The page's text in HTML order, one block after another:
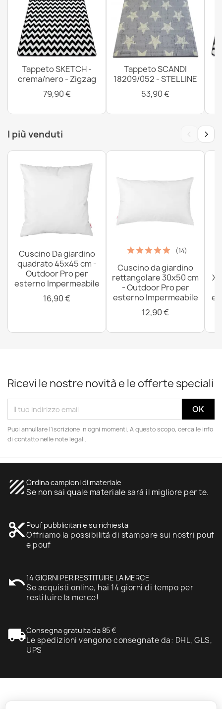
Tappeto da bagno SUPREME WAVES onde, antiscivolo,
morbido - beige
Tappeto da bagno SUPREME STONES pietre,
antiscivolo, morbido - verde
12,90 €
Tappeto da bagno SUPREME STONES pietre,
antiscivolo, morbido - marrone
12,90 €
Tappeto SKETCH -
crema/nero - Zigzag
79,90 €
Tappeto SCANDI
18209/052 - STELLINE
53,90 €
I più venduti ‹ ›
Cuscino Da giardino
quadrato 45x45 cm -
Outdoor Pro per
esterno Impermeabile
16,90 €
(14)
Cuscino da giardino
rettangolare 30x50 cm
- Outdoor Pro per
esterno Impermeabile
12,90 €
Ricevi le nostre novità e le offerte speciali
Puoi annullare l'iscrizione in ogni momenti. A questo scopo, cerca le info
di contatto nelle note legali.
texture Ordina campioni di materiale
Se non sai quale materiale sarà il migliore per te.
content_cut Pouf pubblicitari e su richiesta
Offriamo la possibilità di stampare sui nostri pouf
e pouf
undo14 GIORNI PER RESTITUIRE LA MERCE
Se acquisti online, hai 14 giorni di tempo per
restituire la merce!
local_shippingConsegna gratuita da 85 €
Le spedizioni vengono consegnate da: DHL, GLS,
UPS